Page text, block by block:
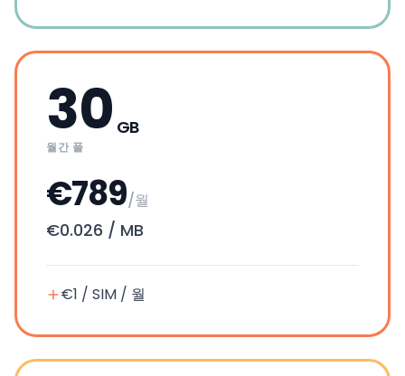
30 GB
월간 풀
€789/월
€0.026 / MB
€1 / SIM / 월